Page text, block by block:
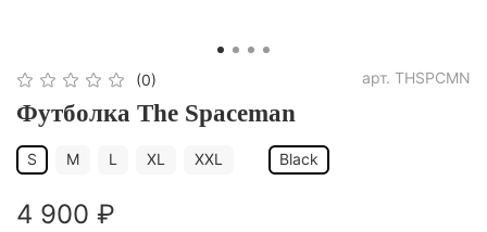
(0) арт. THSPCMN
Футболка The Spaceman
S M L XL XXL Black
4 900 ₽